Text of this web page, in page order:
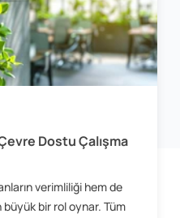
Dostu Çalışma
verimliliği hem de
bir rol oynar. Tüm